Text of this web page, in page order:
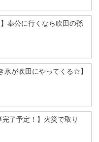
奉公に行くなら吹田の孫
氷が吹田にやってくる☆】
完了予定！】火災で取り